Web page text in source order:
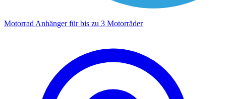
Motorrad Anhänger für bis zu 3 Motorräder